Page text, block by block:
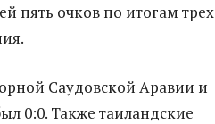
пять очков по итогам трех
Саудовской Аравии и
0:0. Также таиландские